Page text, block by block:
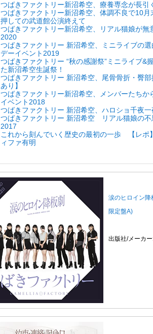
つばきファクトリー新沼希空、療養専念が長引
つばきファクトリー新沼希空、体調不良で10
押しての武道館公演終えて
つばきファクトリー新沼希空、リアル猫娘が
2020
つばきファクトリー 新沼希空、ミニライブの
デーイベント2019
つばきファクトリー “秋の感謝祭”ミニライブ&
た新沼希空生誕祭！
つばきファクトリー 新沼希空、尾骨骨折・臀
あり】
つばきファクトリー新沼希空、メンバーたちか
イベント2018
つばきファクトリー 新沼希空、ハロショ千夜
つばきファクトリー 新沼希空 リアル猫娘の不
2017
これから刻んでいく歴史の最初の一歩 【レポ
ィファ有明
涙のヒロイン降
限定盤A)
出版社/メーカ